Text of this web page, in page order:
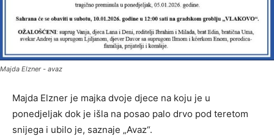
Majda Elzner - avaz
Majda Elzner je majka dvoje djece na koju je u
ponedjeljak dok je išla na posao palo drvo pod teretom
snijega i ubilo je, saznaje „Avaz“.